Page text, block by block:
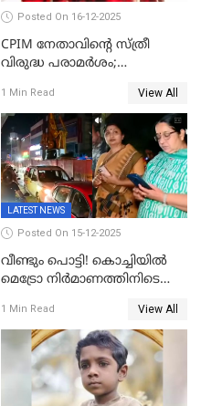
Posted On 16-12-2025
CPIM നേതാവിൻ്റെ സ്ത്രീ
വിരുദ്ധ പരാമർശം;
1 Min Read View All
LATEST NEWS
Posted On 15-12-2025
വീണ്ടും പൊട്ടി! കൊച്ചിയിൽ
മെട്രോ നിർമാണത്തിനിടെ
റോഡിൽ ഗതാഗത കുരുക്ക്,
കലൂർ സ്റ്റേഡിയം റോഡ്
ഉപരോധിച്ച് കോൺഗ്രസ്
1 Min Read View All